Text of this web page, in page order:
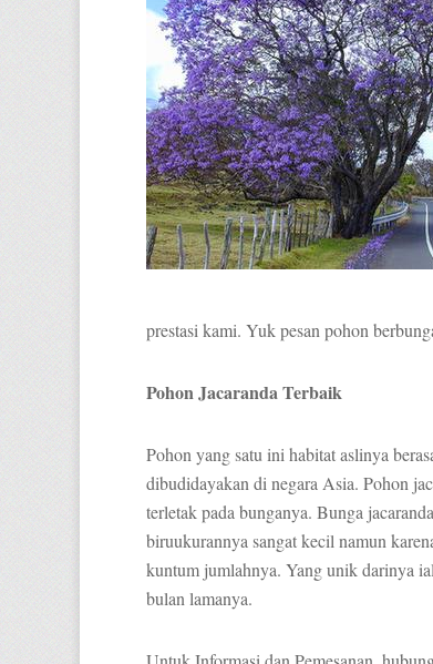
prestasi kami. Yuk pesan pohon
Pohon Jacaranda Terbaik
Pohon yang satu ini habitat aslinya
dibudidayakan di negara Asia. Pohon
terletak pada bunganya. Bunga
biruukurannya sangat kecil namun
kuntum jumlahnya. Yang unik darinya
bulan lamanya.